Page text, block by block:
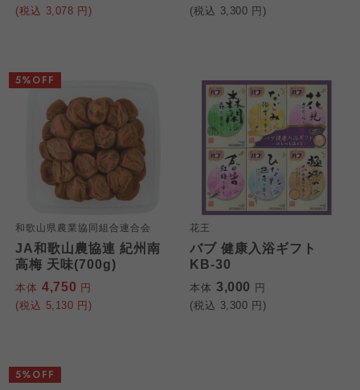
(税込 3,078 円)
(税込 3,300 円)
和歌山県農業協同組合連合会
JA和歌山農協連 紀州南
高梅 天味(700g)
本体 4,750 円
(税込 5,130 円)
5%OFF
花王
バブ 健康入浴ギフト
KB-30
本体 3,000 円
(税込 3,300 円)
5%OFF